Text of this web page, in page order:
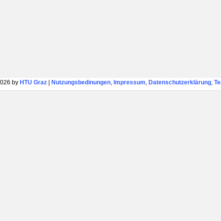
by HTU Graz| Nutzungsbedinungen, Impressum, Datenschutzerklärung,